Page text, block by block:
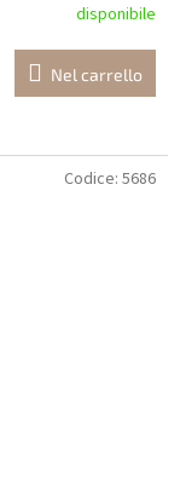
disponibile
Nel carrello
Codice: 5686